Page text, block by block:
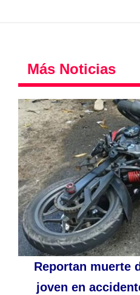
Más Noticias
Reportan muerte
joven en